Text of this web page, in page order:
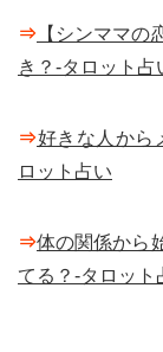
⇒ 【シンママ
き？-タロット占
⇒好きな人から
ロット占い
⇒体の関係から
てる？-タロット